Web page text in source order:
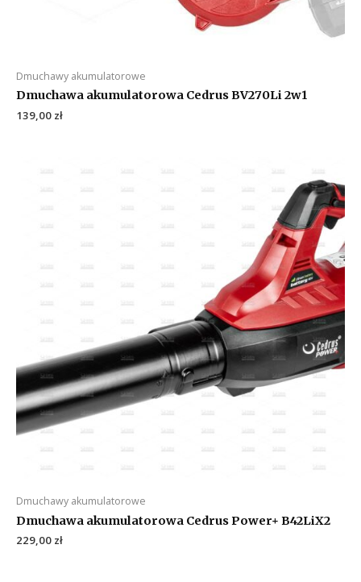
Dmuchawy akumulatorowe
Dmuchawa akumulatorowa Cedrus BV270Li 2w1
139,00 zł
Dmuchawy akumulatorowe
Dmuchawa akumulatorowa Cedrus Power+ B42LiX2
229,00 zł